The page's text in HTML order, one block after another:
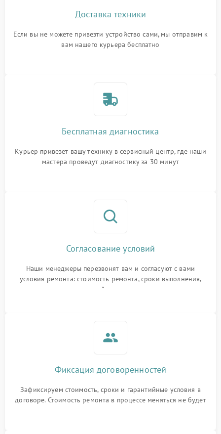
Доставка техники
Если вы не можете привезти устройство сами, мы отправим к
вам нашего курьера бесплатно
Бесплатная диагностика
Курьер привезет вашу технику в сервисный центр, где наши
мастера проведут диагностику за 30 минут
Согласование условий
Наши менеджеры перезвонят вам и согласуют с вами
условия ремонта: стоимость ремонта, сроки выполнения,
гарантийные условия
Фиксация договоренностей
Зафиксируем стоимость, сроки и гарантийные условия в
договоре. Стоимость ремонта в процессе меняться не будет